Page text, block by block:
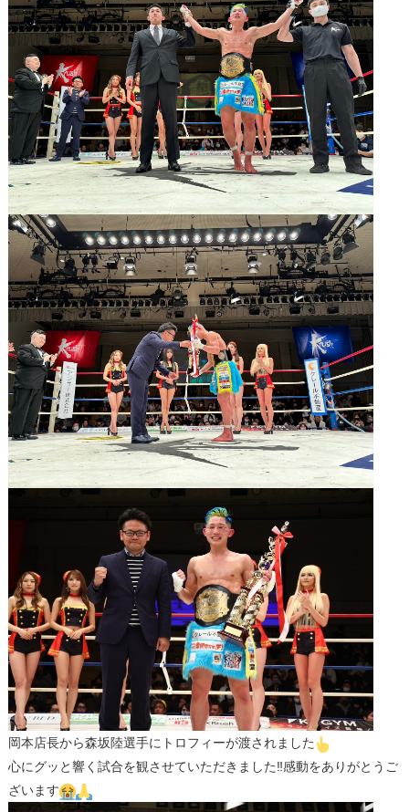
岡本店長から森坂陸選手にトロフィーが渡されました
心にグッと響く試合を観させていただきました‼感動をありがとうご
ざいます